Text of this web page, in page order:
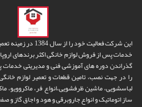
این شرکت فعالیت خود
خدمات پس از فروش لوازم خانگی اکثر برندهای
گذراندن دوره های آموزشی فنی و مدیریتی
را در جهت نصب، تامین قطعات و تعمیر لوازم
لباسشویی، ماشین ظرفشویی،انواع فر، ماکروویو،
ساز اتوماتیک و انواع جاروبرقی و هود و اجاق گاز و